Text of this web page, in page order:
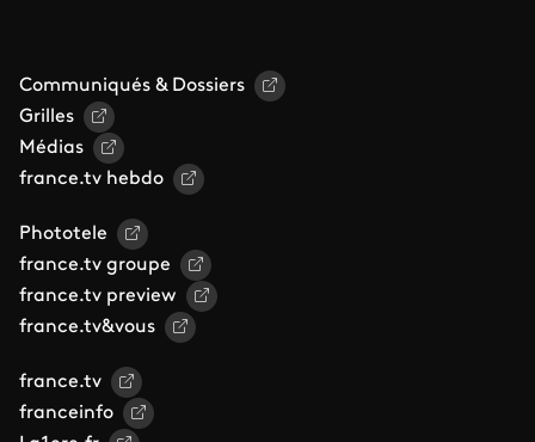
Communiqués & Dossiers
Grilles
Médias
france.tv hebdo
Phototele
france.tv groupe
france.tv preview
france.tv&vous
france.tv
franceinfo